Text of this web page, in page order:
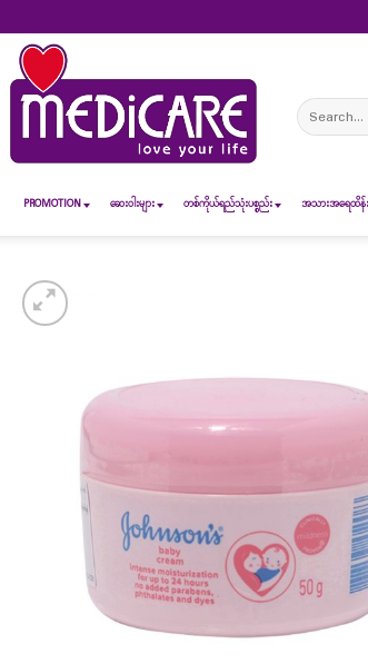
Search
for:
PROMOTION ဆေး၀ါးများ တစ်ကိုယ်ရည်သုံးပစ္စည်း အသားအရေထိန်း